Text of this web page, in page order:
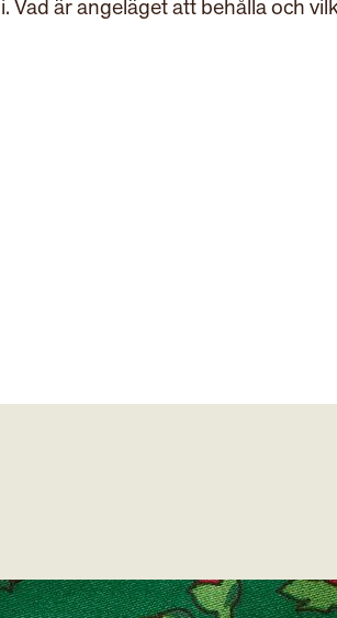
Vad är angeläget att behålla och